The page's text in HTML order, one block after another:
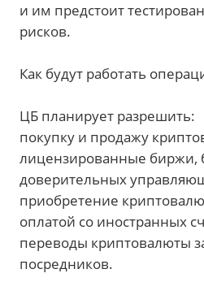
и им предстоит
рисков.
Как будут работать
ЦБ планирует разрешить:
покупку и продажу
лицензированные биржи,
доверительных
приобретение
оплатой со иностранных
переводы криптовалюты
посредников.